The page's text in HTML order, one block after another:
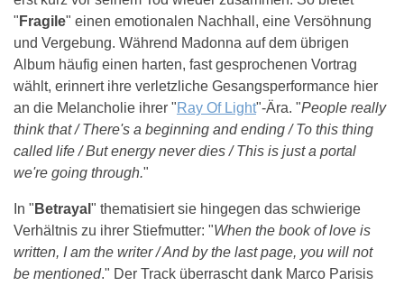
" Fragile" einen emotionalen Nachhall, eine Versöhnung
und Vergebung. Während Madonna auf dem übrigen
Album häufig einen harten, fast gesprochenen Vortrag
wählt, erinnert ihre verletzliche Gesangsperformance hier
an die Melancholie ihrer "Ray Of Light"-Ära. "People really
think that / There's a beginning and ending / To this thing
called life / But energy never dies / This is just a portal
we're going through."
In " Betrayal " thematisiert sie hingegen das schwierige
Verhältnis zu ihrer Stiefmutter: "When the book of love is
written, I am the writer / And by the last page, you will not
be mentioned." Der Track überrascht dank Marco Parisis